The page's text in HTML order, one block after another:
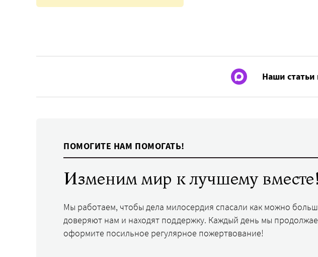
Наши статьи
ПОМОГИТЕ НАМ ПОМОГАТЬ!
Изменим мир к лучшему вместе!
Мы работаем, чтобы дела милосердия спасали как можно
доверяют нам и находят поддержку. Каждый день мы
оформите посильное регулярное пожертвование!